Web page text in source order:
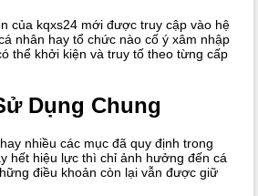
của kqxs24 mới được truy cập vào hệ
nhân hay tổ chức nào cố ý xâm nhập
thể khởi kiện và truy tố theo từng cấp
Dụng Chung
nhiều các mục đã quy định trong
hết hiệu lực thì chỉ ảnh hưởng đến cá
điều khoản còn lại vẫn được giữ